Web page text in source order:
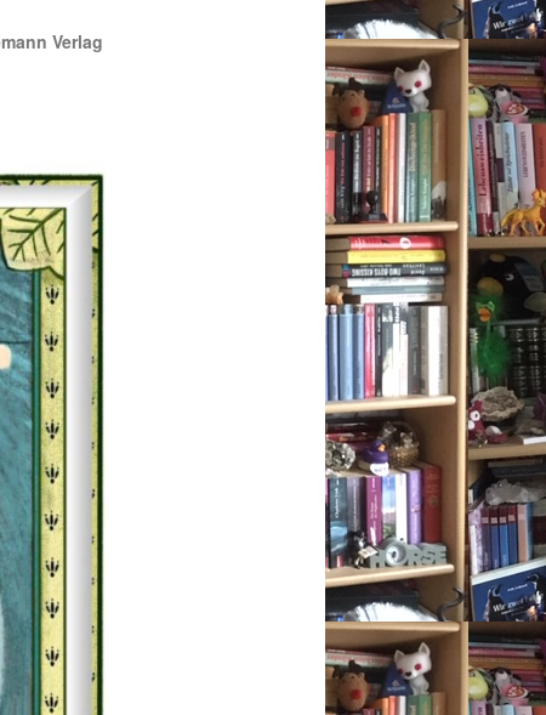
Verlag